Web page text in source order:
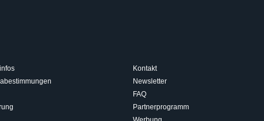
Kontakt
Newsletter
FAQ
Partnerprogramm